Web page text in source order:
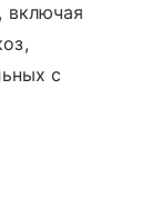
включая
с